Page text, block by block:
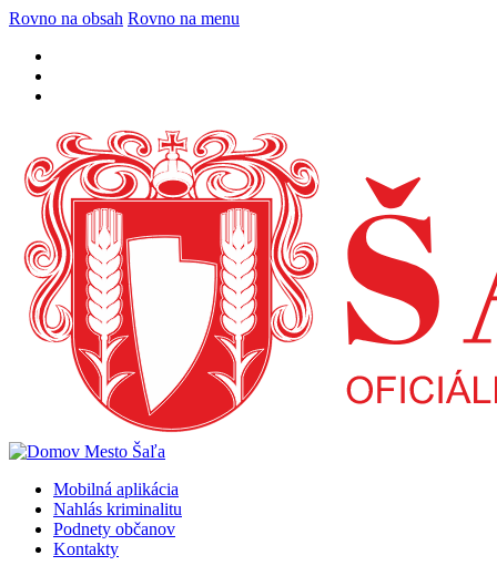
Rovno na obsah Rovno na menu
Mobilná aplikácia
Nahlás kriminalitu
Podnety občanov
Kontakty